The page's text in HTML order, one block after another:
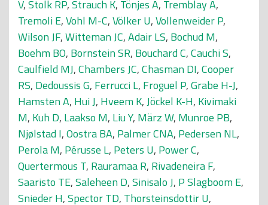
V,Stolk RP,Strauch K, Tönjes A, Tremblay A,
Tremoli E,Vohl M-C,Völker U,Vollenweider P,
Wilson JF,Witteman JC,Adair LS, Bochud M,
Boehm BO, Bornstein SR, Bouchard C,Cauchi S,
Caulfield MJ,Chambers JC,Chasman DI,Cooper
RS, Dedoussis G, Ferrucci L, Froguel P,Grabe H-J,
Hamsten A, Hui J, Hveem K,Jöckel K-H, Kivimaki
M, Kuh D, Laakso M, Liu Y, März W, Munroe PB,
Njølstad I,Oostra BA, Palmer CNA, Pedersen NL,
Perola M, Pérusse L, Peters U, Power C,
Quertermous T, Rauramaa R, Rivadeneira F,
Saaristo TE,Saleheen D,Sinisalo J, P Slagboom E,
Snieder H,Spector TD, Thorsteinsdottir U,